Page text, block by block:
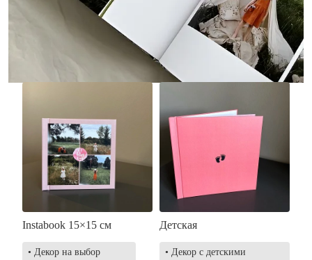
• Загрузка фото и текста
• Выбор цвета фона
• Загрузка фото и текста
Instabook 15×15 см
• Декор на выбор
Детская
• Декор с детскими